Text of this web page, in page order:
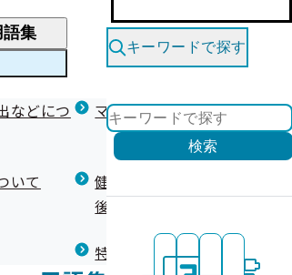
う・なったとき
定・高額療養費・高額介護合算
たとき
り治療を受けたとき
を受けた後の健康づくり
宣言（コラボヘルス）
づくりコラム
語集
などにつ
マイナ保険証等関連について
いて
健康保険任意継続制度（退職
後の健康保険）について
特定保健指導について
キーワードで探す
検索